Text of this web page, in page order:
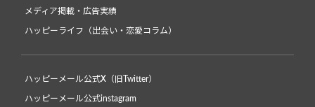
メディア掲載・広告実績
ハッピーライフ（出会い・恋愛コラム）
ハッピーメール公式X（旧Twitter）
ハッピーメール公式instagram